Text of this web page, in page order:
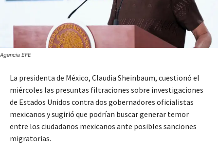
Agencia EFE
La presidenta de México, Claudia Sheinbaum, cuestionó el
miércoles las presuntas filtraciones sobre investigaciones
de Estados Unidos contra dos gobernadores oficialistas
mexicanos y sugirió que podrían buscar generar temor
entre los ciudadanos mexicanos ante posibles sanciones
migratorias.